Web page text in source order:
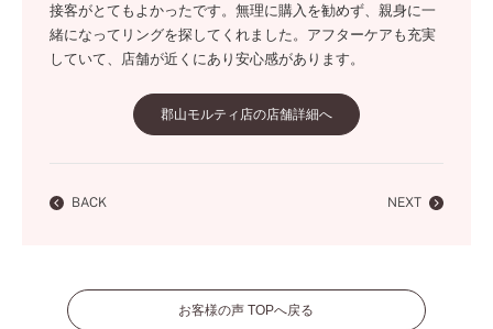
接客がとてもよかったです。無理に購入を勧めず、親身に一
緒になってリングを探してくれました。アフターケアも充実
していて、店舗が近くにあり安心感があります。
郡山モルティ店の店舗詳細へ
BACK NEXT
お客様の声 TOPへ戻る